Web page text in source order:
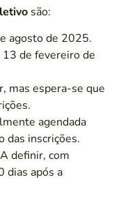
são:
agosto de 2025.
13 de fevereiro de
mas espera-se que
agendada
das inscrições.
A definir, com
dias após a